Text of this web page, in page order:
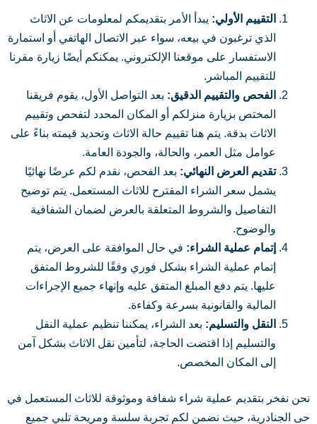
التقييم الأولي:يبدأ الأمر بتقديمكم لمعلومات عن الاثاث
الذي ترغبون في بيعه، سواء عبر الاتصال الهاتفي أو استمارة
الاستفسار على موقعنا الإلكتروني. يمكنكم أيضًا زيارة مقرنا
للتقييم المباشر.
الفحص والتقييم الدقيق:بعد التواصل الأول، يقوم فريقنا
المختص بزيارة منزلكم أو المكان المحدد لتفحص وتقييم
الاثاث بدقة. يتم هنا تقييم حالة الاثاث وتحديد قيمته بناءً على
عوامل مثل العمر، والحالة، والجودة العامة.
تقديم العرض النهائي:بعد الفحص، نقدم لكم عرضًا نهائيًا
يشمل سعر الشراء المقترح للاثاث المستعمل. يتم توضيح
التفاصيل والشروط المتعلقة بالعرض لضمان الشفافية
والوضوح.
إتمام عملية الشراء:في حال الموافقة على العرض، يتم
إتمام عملية الشراء بشكل فوري وفقًا للشروط المتفق
عليها. يتم دفع المبلغ المتفق عليه وإنهاء جميع الإجراءات
المالية والقانونية بسرعة وكفاءة.
النقل والتسليم:بعد الشراء، يمكننا تنظيم عملية النقل
والتسليم إذا اقتضت الحاجة، لتأمين نقل الاثاث بشكل آمن
إلى المكان المخصص.
نحن نفخر بتقديم عملية شراء شفافة وموثوقة للاثاث المستعمل في
حى الجنادرية، حيث نضمن لكم تجربة سلسة ومريحة تلبي جميع